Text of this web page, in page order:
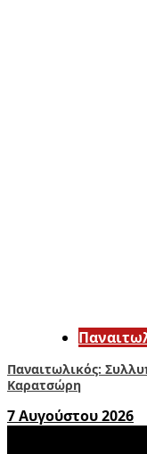
Παναιτωλικός:
Καρατσώρη
7 Αυγούστου 2026